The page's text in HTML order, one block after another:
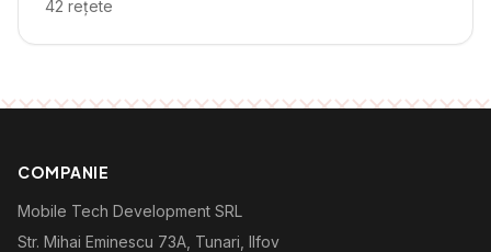
42 rețete
COMPANIE
Mobile Tech Development SRL
Str. Mihai Eminescu 73A, Tunari, Ilfov